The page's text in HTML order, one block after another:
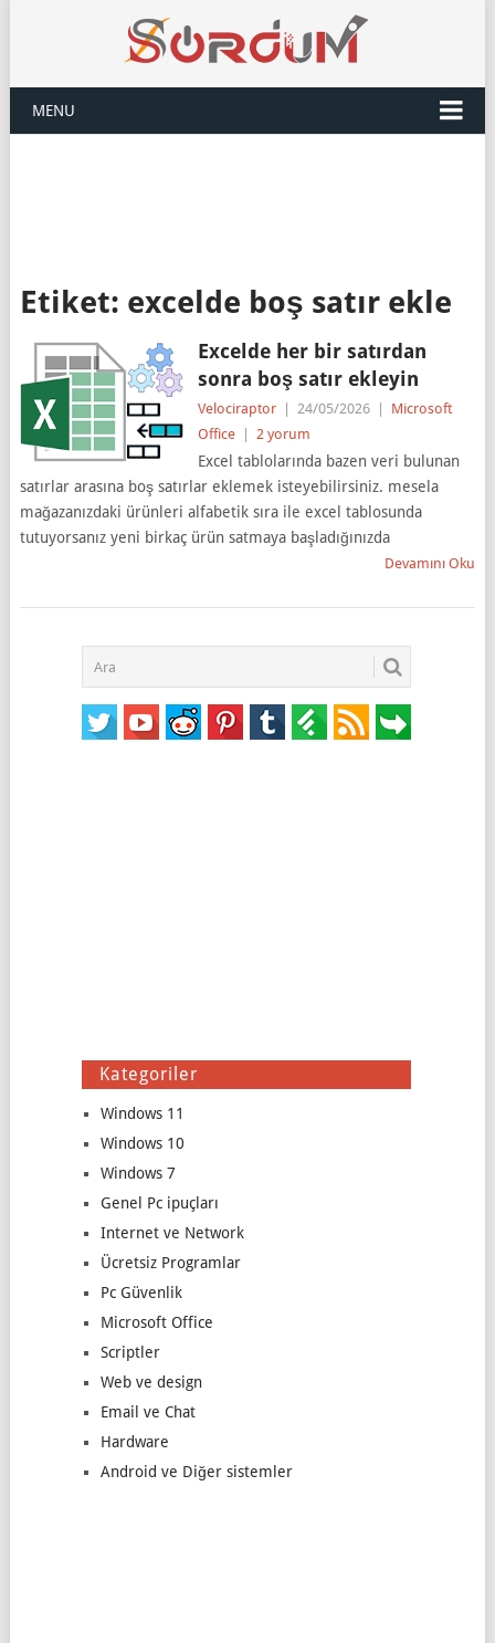
MENU
Etiket: excelde boş satır ekle
Excelde her bir satırdan
sonra boş satır ekleyin
Velociraptor 24/05/2026
Microsoft
Office
2 yorum
Excel tablolarında bazen veri bulunan
satırlar arasına boş satırlar eklemek isteyebilirsiniz. mesela
mağazanızdaki ürünleri alfabetik sıra ile excel tablosunda
tutuyorsanız yeni birkaç ürün satmaya başladığınızda
Devamını Oku
Kategoriler
Windows 11
Windows 10
Windows 7
Genel Pc ipuçları
Internet ve Network
Ücretsiz Programlar
Pc Güvenlik
Microsoft Office
Scriptler
Web ve design
Email ve Chat
Hardware
Android ve Diğer sistemler